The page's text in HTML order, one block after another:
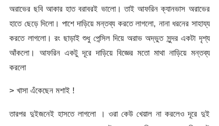
অরাভের ছবি আকার হাত বরাবরই ভালো। তাই আফরিন ক্যানভাস অরাভের
হাতে ছেড়ে দিলো। পাশে দাড়িয়ে মন্তব্য করতে লাগলো, নানা ধরনের সাহায্য
করতে লাগলো। রং ছাড়াই শুধু পেন্সিল দিয়ে অরাভ অদ্ভুত সুন্দর একটা দৃশ্য
আঁকলো। আফরিন একটু দূরে দাড়িয়ে বিজ্ঞের মতো মাথা নাড়িয়ে মন্তব্য
করলো
> খাসা এঁকেছেন মশাই !
তারপর দুইজনেই হাসতে লাগলো । ওরা কেউ খেয়াল না করলেও দূরে দুই